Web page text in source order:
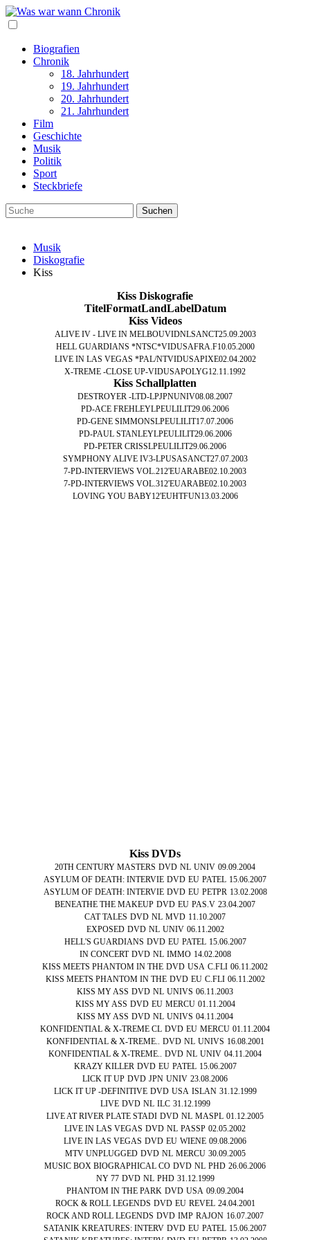
Biografien
Chronik
18. Jahrhundert
19. Jahrhundert
20. Jahrhundert
21. Jahrhundert
Film
Geschichte
Musik
Politik
Sport
Steckbriefe
Musik
Diskografie
Kiss
Kiss Diskografie
TitelFormatLandLabelDatum
Kiss Videos
ALIVE IV - LIVE IN MELBOUVIDNLSANCT25.09.2003
HELL GUARDIANS *NTSC*VIDUSAFRA.F10.05.2000
LIVE IN LAS VEGAS *PAL/NTVIDUSAPIXE02.04.2002
X-TREME -CLOSE UP-VIDUSAPOLYG12.11.1992
Kiss Schallplatten
DESTROYER -LTD-LPJPNUNIV08.08.2007
PD-ACE FREHLEYLPEULILIT29.06.2006
PD-GENE SIMMONSLPEULILIT17.07.2006
PD-PAUL STANLEYLPEULILIT29.06.2006
PD-PETER CRISSLPEULILIT29.06.2006
SYMPHONY ALIVE IV3-LPUSASANCT27.07.2003
7-PD-INTERVIEWS VOL.212'EUARABE02.10.2003
7-PD-INTERVIEWS VOL.312'EUARABE02.10.2003
LOVING YOU BABY12'EUHTFUN13.03.2006
Kiss DVDs
20TH CENTURY MASTERS DVD NL UNIV 09.09.2004
ASYLUM OF DEATH: INTERVIE DVD EU PATEL 15.06.2007
ASYLUM OF DEATH: INTERVIE DVD EU PETPR 13.02.2008
BENEATHE THE MAKEUP DVD EU PAS.V 23.04.2007
CAT TALES DVD NL MVD 11.10.2007
EXPOSED DVD NL UNIV 06.11.2002
HELL'S GUARDIANS DVD EU PATEL 15.06.2007
IN CONCERT DVD NL IMMO 14.02.2008
KISS MEETS PHANTOM IN THE DVD USA C.FLI 06.11.2002
KISS MEETS PHANTOM IN THE DVD EU C.FLI 06.11.2002
KISS MY ASS DVD NL UNIVS 06.11.2003
KISS MY ASS DVD EU MERCU 01.11.2004
KISS MY ASS DVD NL UNIVS 04.11.2004
KONFIDENTIAL & X-TREME CL DVD EU MERCU 01.11.2004
KONFIDENTIAL & X-TREME.. DVD NL UNIVS 16.08.2001
KONFIDENTIAL & X-TREME.. DVD NL UNIV 04.11.2004
KRAZY KILLER DVD EU PATEL 15.06.2007
LICK IT UP DVD JPN UNIV 23.08.2006
LICK IT UP -DEFINITIVE DVD USA ISLAN 31.12.1999
LIVE DVD NL ILC 31.12.1999
LIVE AT RIVER PLATE STADI DVD NL MASPL 01.12.2005
LIVE IN LAS VEGAS DVD NL PASSP 02.05.2002
LIVE IN LAS VEGAS DVD EU WIENE 09.08.2006
MTV UNPLUGGED DVD NL MERCU 30.09.2005
MUSIC BOX BIOGRAPHICAL CO DVD NL PHD 26.06.2006
NY 77 DVD NL PHD 31.12.1999
PHANTOM IN THE PARK DVD USA 09.09.2004
ROCK & ROLL LEGENDS DVD EU REVEL 24.04.2001
ROCK AND ROLL LEGENDS DVD IMP RAJON 16.07.2007
SATANIK KREATURES: INTERV DVD EU PATEL 15.06.2007